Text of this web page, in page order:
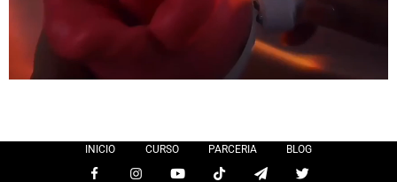
INICIO CURSO PARCERIA BLOG